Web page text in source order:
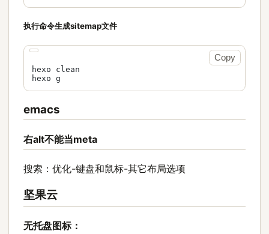
执行命令生成sitemap文件
hexo clean
hexo g
Copy
emacs
右alt不能当meta
搜索：优化-键盘和鼠标-其它布局选项
坚果云
无托盘图标：